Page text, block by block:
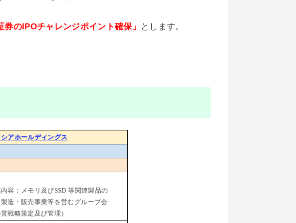
券のIPOチャレンジポイント確保」 とします。
アホールディングス
容：メモリ及びSSD 等関連製品の
造・販売事業等を営むグループ会
戦略策定及び管理）